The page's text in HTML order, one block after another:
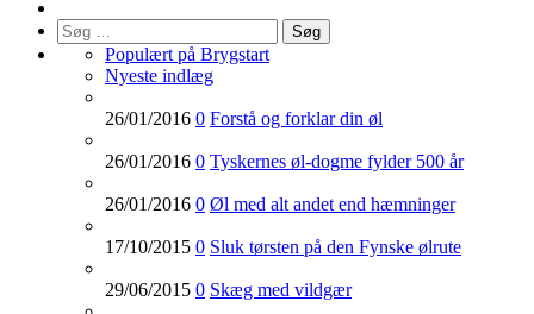
Søg
efter: Populært på Brygstart
Nyeste indlæg
26/01/2016 0 Forstå og forklar din øl
26/01/2016 0 Tyskernes øl-dogme fylder 500 år
26/01/2016 0 Øl med alt andet end hæmninger
17/10/2015 0 Sluk tørsten på den Fynske ølrute
29/06/2015 0 Skæg med vildgær